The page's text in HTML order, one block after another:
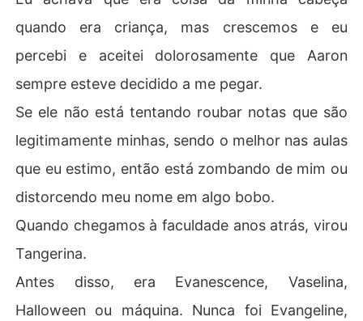
quando era criança, mas crescemos e eu
percebi e aceitei dolorosamente que Aaron
sempre esteve decidido a me pegar.
Se ele não está tentando roubar notas que são
legitimamente minhas, sendo o melhor nas aulas
que eu estimo, então está zombando de mim ou
distorcendo meu nome em algo bobo.
Quando chegamos à faculdade anos atrás, virou
Tangerina.
Antes disso, era Evanescence, Vaselina,
Halloween ou máquina. Nunca foi Evangeline,